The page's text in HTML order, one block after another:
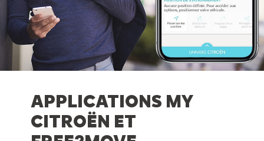
APPLICATIONS MY
CITROËN ET